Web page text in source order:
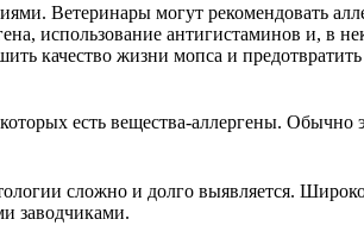
Ветеринары могут рекомендовать
использование антигистаминов и, в
качество жизни мопса и
есть вещества-аллергены. Обычно
сложно и долго выявляется.
заводчиками.